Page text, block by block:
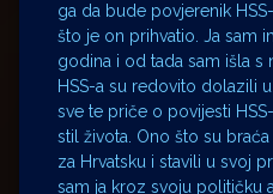
ga da bude povjerenik
što je on prihvatio. Ja sam
godina i od tada sam išla s
HSS-a su redovito dolazili
sve te priče o povijesti
stil života. Ono što su
za Hrvatsku i stavili u svoj
sam ja kroz svoju političku